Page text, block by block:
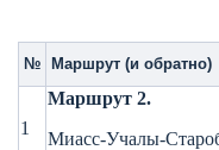
№ Маршрут (и обратно)
1
Маршрут 2.
Миасс-Учалы-